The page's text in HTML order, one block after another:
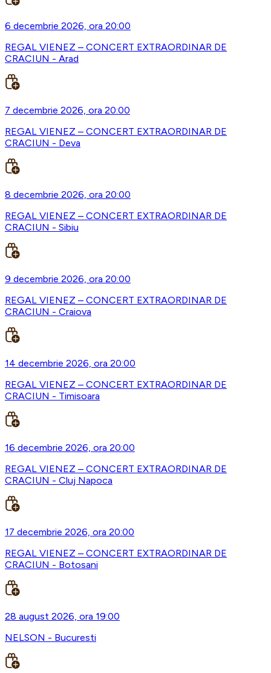
6 decembrie 2026, ora 20:00
REGAL VIENEZ – CONCERT EXTRAORDINAR DE
CRACIUN - Arad
7 decembrie 2026, ora 20:00
REGAL VIENEZ – CONCERT EXTRAORDINAR DE
CRACIUN - Deva
8 decembrie 2026, ora 20:00
REGAL VIENEZ – CONCERT EXTRAORDINAR DE
CRACIUN - Sibiu
9 decembrie 2026, ora 20:00
REGAL VIENEZ – CONCERT EXTRAORDINAR DE
CRACIUN - Craiova
14 decembrie 2026, ora 20:00
REGAL VIENEZ – CONCERT EXTRAORDINAR DE
CRACIUN - Timisoara
16 decembrie 2026, ora 20:00
REGAL VIENEZ – CONCERT EXTRAORDINAR DE
CRACIUN - Cluj Napoca
17 decembrie 2026, ora 20:00
REGAL VIENEZ – CONCERT EXTRAORDINAR DE
CRACIUN - Botosani
28 august 2026, ora 19:00
NELSON - Bucuresti